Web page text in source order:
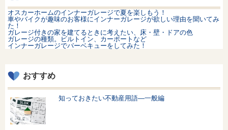
オスカーホームのインナーガレージで夏を楽しもう！
車やバイクが趣味のお客様にインナーガレージが欲しい理由を聞いてみ
た！
ガレージ付きの家を建てるときに考えたい、床・壁・ドアの色
ガレージの種類。ビルトイン、カーポートなど
インナーガレージでバーベキューをしてみた！
おすすめ
知っておきたい不動産用語—一般編